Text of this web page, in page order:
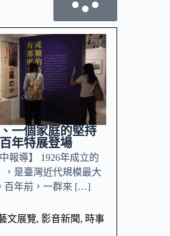
一個家庭的堅持
年特展登場
報導】 1926年成立的
，是臺灣近代規模最大
百年前，一群來 […]
文展覽, 影音新聞, 時事